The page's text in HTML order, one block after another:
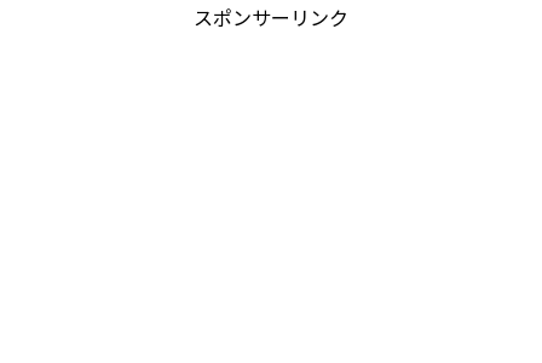
スポンサーリンク